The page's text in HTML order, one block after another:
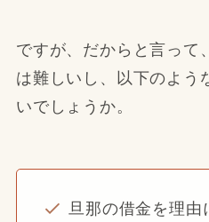
ですが、だからと言って
は難しいし、以下のよう
いでしょうか。
旦那の借金を理由